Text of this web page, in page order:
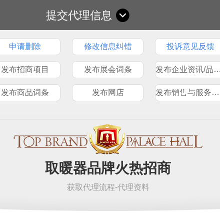
提交代理信息
申请删除 修改信息纠错 投诉意见反馈
发布招商项目 发布展会词条 发布企业资讯
发布商品词条 发布网店 发布销售与服务网点
取暖器品牌火热招商
获取代理流程-代理资料